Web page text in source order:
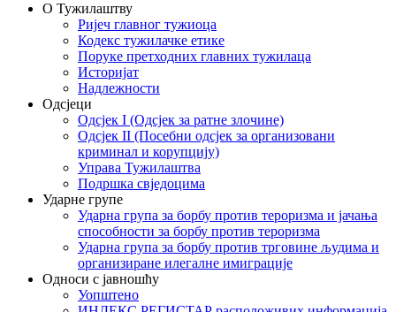
О Тужилаштву
Ријеч главног тужиоца
Кодекс тужилачке етике
Поруке претходних главних тужилаца
Историјат
Надлежности
Одсјеци
Одсјек I (Одсјек за ратне злочине)
Одсјек II (Посебни одсјек за организовани
криминал и корупцију)
Управа Тужилаштва
Подршка свједоцима
Ударне групе
Ударна група за борбу против тероризма и јачања
способности за борбу против тероризма
Ударна група за борбу против трговине људима и
организиране илегалне имиграције
Односи с јавношћу
Уопштено